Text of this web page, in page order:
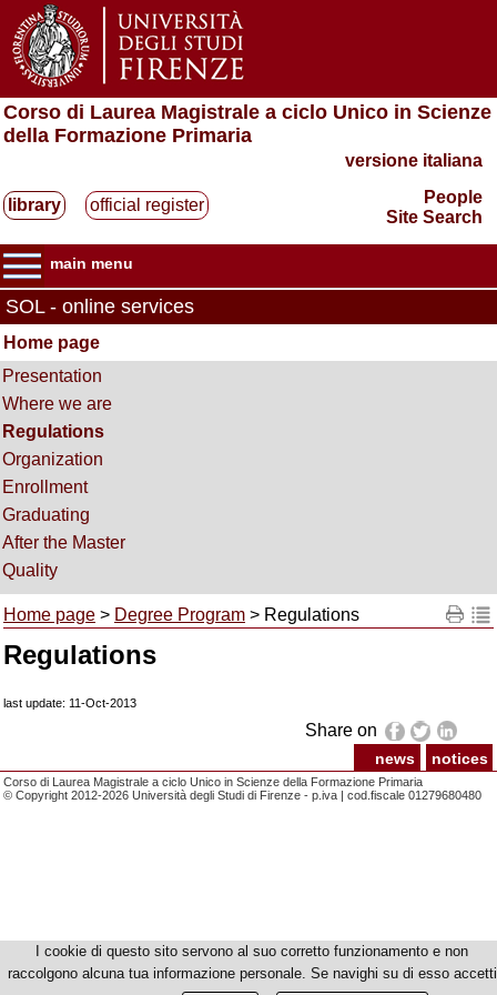
Corso di Laurea Magistrale a ciclo Unico in Scienze
della Formazione Primaria
versione italiana
library official register
People
Site Search
main menu
SOL - online services
Home page
Presentation
Where we are
Regulations
Organization
Enrollment
Graduating
After the Master
Quality
Home page > Degree Program > Regulations
Regulations
last update: 11-Oct-2013
Share on
news notices
Corso di Laurea Magistrale a ciclo Unico in Scienze della Formazione Primaria
© Copyright 2012-2026 Università degli Studi di Firenze - p.iva | cod.fiscale 01279680480
I cookie di questo sito servono al suo corretto funzionamento e non
raccolgono alcuna tua informazione personale. Se navighi su di esso accetti